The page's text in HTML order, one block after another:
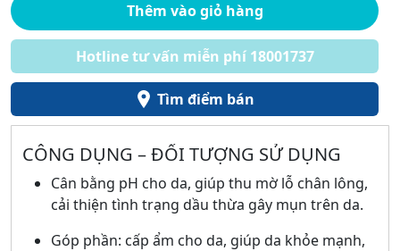
Thêm vào giỏ hàng
Hotline tư vấn miễn phí 18001737
Tìm điểm bán
CÔNG DỤNG – ĐỐI TƯỢNG SỬ DỤNG
Cân bằng pH cho da, giúp thu mờ lỗ chân lông,
cải thiện tình trạng dầu thừa gây mụn trên da.
Góp phần: cấp ẩm cho da, giúp da khỏe mạnh,